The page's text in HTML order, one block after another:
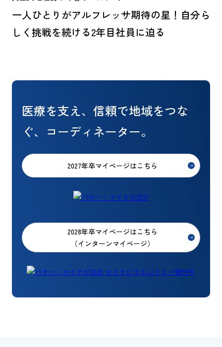
一人ひとりがアルフレッサ期待の星！ 自分ら
しく挑戦を続ける2年目社員に迫る
医療を支え、信頼で地域をつな
ぐ、コーディネーター。
2027年卒マイページはこちら
2028年卒マイページはこちら
（インターンマイページ）